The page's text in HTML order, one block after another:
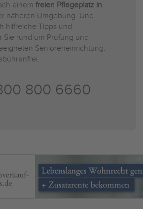
einem freien Pflegeplatz in
näheren Umgebung. Und
hilfreiche Tipps und
Sie rund um Prüfung und
Senioreneinrichtung.
800 6660